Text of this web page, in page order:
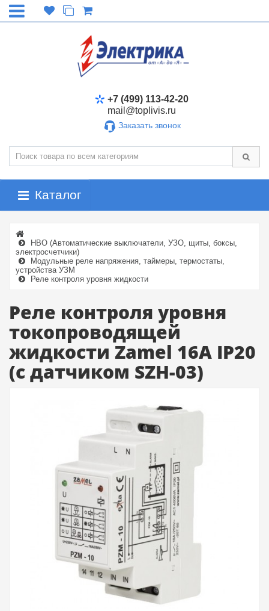
+7 (499) 113-42-20
mail@toplivis.ru
Заказать звонок
Каталог
НВО (Автоматические выключатели, УЗО, щиты, боксы,
электросчетчики)
Модульные реле напряжения, таймеры, термостаты,
устройства УЗМ
Реле контроля уровня жидкости
Реле контроля уровня
токопроводящей
жидкости Zamel 16А IP20
(с датчиком SZH-03)